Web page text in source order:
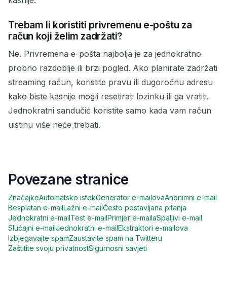
Trebam li koristiti privremenu e-poštu za
račun koji želim zadržati?
Ne. Privremena e-pošta najbolja je za jednokratno
probno razdoblje ili brzi pogled. Ako planirate zadržati
streaming račun, koristite pravu ili dugoročnu adresu
kako biste kasnije mogli resetirati lozinku ili ga vratiti.
Jednokratni sandučić koristite samo kada vam račun
uistinu više neće trebati.
Povezane stranice
ZnačajkeAutomatsko istekGenerator e-mailovaAnonimni e-mail
Besplatan e-mailLažni e-mailČesto postavljana pitanja
Jednokratni e-mailTest e-mailPrimjer e-mailaSpaljivi e-mail
Slučajni e-mailJednokratni e-mailEkstraktori e-mailova
Izbjegavajte spamZaustavite spam na Twitteru
Zaštitite svoju privatnostSigurnosni savjeti